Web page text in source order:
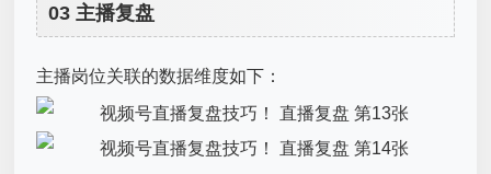
03 主播复盘
主播岗位关联的数据维度如下：